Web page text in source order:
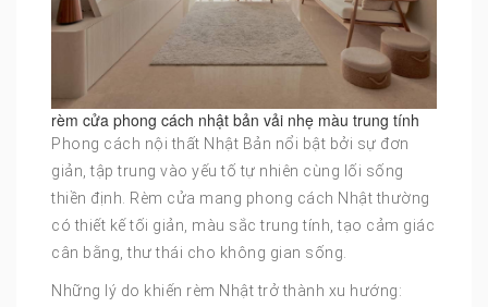
rèm cửa phong cách nhật bản vải nhẹ màu trung tính
Phong cách nội thất Nhật Bản nổi bật bởi sự đơn
giản, tập trung vào yếu tố tự nhiên cùng lối sống
thiền định. Rèm cửa mang phong cách Nhật thường
có thiết kế tối giản, màu sắc trung tính, tạo cảm giác
cân bằng, thư thái cho không gian sống.
Những lý do khiến rèm Nhật trở thành xu hướng: